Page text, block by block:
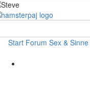
Start Forum Sex & Sinne